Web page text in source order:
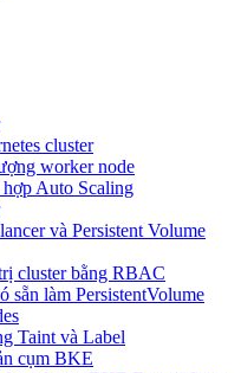
cluster
worker node
Auto Scaling
và Persistent Volume
cluster bằng RBAC
sẵn làm PersistentVolume
Taint và Label
cụm BKE